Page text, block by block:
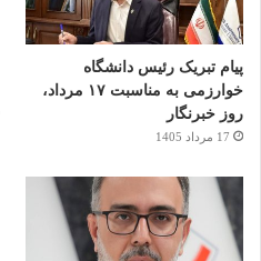
پیام تبریک رئیس دانشگاه
خوارزمی به مناسبت ۱۷ مرداد،
روز خبرنگار
17 مرداد 1405